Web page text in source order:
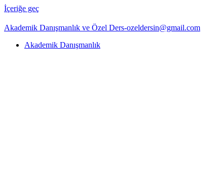
İçeriğe geç
Akademik Danışmanlık ve Özel Ders-ozeldersin@gmail.com
Akademik Danışmanlık